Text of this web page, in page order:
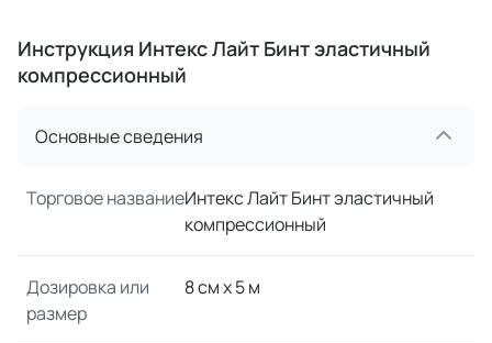
Инструкция Интекс Лайт Бинт эластичный
компрессионный
Основные сведения
Торговое названиеИнтекс Лайт Бинт эластичный
компрессионный
Дозировка или
размер
8 см x 5 м